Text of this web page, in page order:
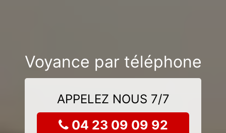
Voyance par téléphone
APPELEZ NOUS 7/7
04 23 09 09 92